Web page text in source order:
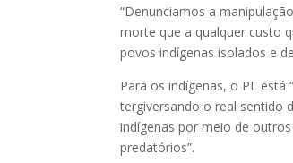
“Denunciamos a
morte que a qualquer custo
povos indígenas isolados e
Para os indígenas, o PL
tergiversando o real sentido
indígenas por meio de
predatórios”.